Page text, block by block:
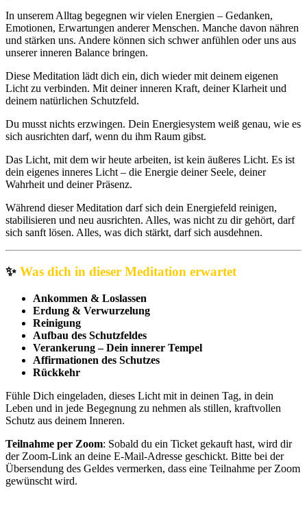
In unserem Alltag begegnen wir vielen Energien – Gedanken,
Emotionen, Erwartungen anderer Menschen. Manche davon nähren
und stärken uns. Andere können sich schwer anfühlen oder uns aus
unserer inneren Balance bringen.
Diese Meditation lädt dich ein, dich wieder mit deinem eigenen
Licht zu verbinden. Mit deiner inneren Kraft, deiner Klarheit und
deinem natürlichen Schutzfeld.
Du musst nichts erzwingen. Dein Energiesystem weiß genau, wie es
sich ausrichten darf, wenn du ihm Raum gibst.
Das Licht, mit dem wir heute arbeiten, ist kein äußeres Licht. Es ist
dein eigenes inneres Licht – die Energie deiner Seele, deiner
Wahrheit und deiner Präsenz.
Während dieser Meditation darf sich dein Energiefeld reinigen,
stabilisieren und neu ausrichten. Alles, was nicht zu dir gehört, darf
sich sanft lösen. Alles, was dich stärkt, darf sich ausdehnen.
✨ Was dich in dieser Meditation erwartet
Ankommen & Loslassen
Erdung & Verwurzelung
Reinigung
Aufbau des Schutzfeldes
Verankerung – Dein innerer Tempel
Affirmationen des Schutzes
Rückkehr
Fühle Dich eingeladen, dieses Licht mit in deinen Tag, in dein
Leben und in jede Begegnung zu nehmen als stillen, kraftvollen
Schutz aus deinem Inneren.
Teilnahme per Zoom: Sobald du ein Ticket gekauft hast, wird dir
der Zoom-Link an deine E-Mail-Adresse geschickt. Bitte bei der
Übersendung des Geldes vermerken, dass eine Teilnahme per Zoom
gewünscht wird.